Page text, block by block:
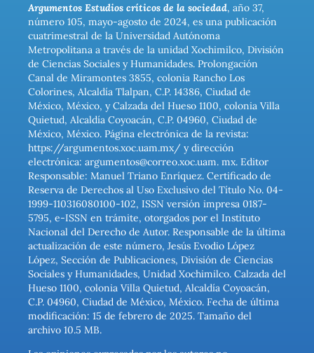
Argumentos Estudios críticos de la sociedad, año 37,
número 105, mayo-agosto de 2024, es una publicación
cuatrimestral de la Universidad Autónoma
Metropolitana a través de la unidad Xochimilco, División
de Ciencias Sociales y Humanidades. Prolongación
Canal de Miramontes 3855, colonia Rancho Los
Colorines, Alcaldía Tlalpan, C.P. 14386, Ciudad de
México, México, y Calzada del Hueso 1100, colonia Villa
Quietud, Alcaldía Coyoacán, C.P. 04960, Ciudad de
México, México. Página electrónica de la revista:
https://argumentos.xoc.uam.mx/ y dirección
electrónica: argumentos@correo.xoc.uam. mx. Editor
Responsable: Manuel Triano Enríquez. Certificado de
Reserva de Derechos al Uso Exclusivo del Título No. 04-
1999-110316080100-102, ISSN versión impresa 0187-
5795, e-ISSN en trámite, otorgados por el Instituto
Nacional del Derecho de Autor. Responsable de la última
actualización de este número, Jesús Evodio López
López, Sección de Publicaciones, División de Ciencias
Sociales y Humanidades, Unidad Xochimilco. Calzada del
Hueso 1100, colonia Villa Quietud, Alcaldía Coyoacán,
C.P. 04960, Ciudad de México, México. Fecha de última
modificación: 15 de febrero de 2025. Tamaño del
archivo 10.5 MB.